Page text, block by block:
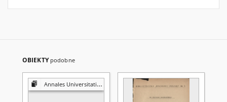
OBIEKTY podobne
Annales Universitatis Mariae Curie-Skłodowska. Sectio FF, Philologiae